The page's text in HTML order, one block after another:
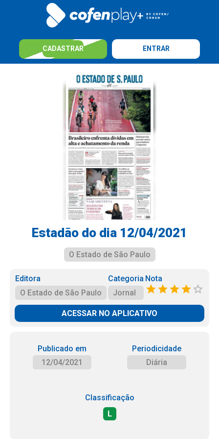
CADASTRAR ENTRAR
Estadão do dia 12/04/2021
O Estado de São Paulo
Editora
O Estado de São Paulo
Categoria
Jornal
Nota
ACESSAR NO APLICATIVO
Publicado em
12/04/2021
Periodicidade
Diária
Classificação
L